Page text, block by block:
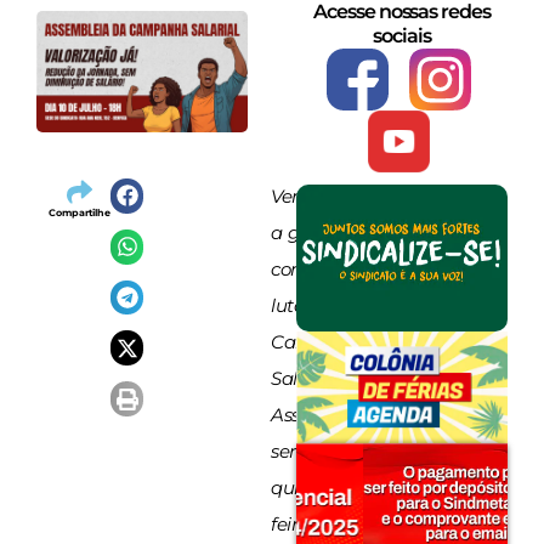
Vem com
a gente
construir a
luta da
Campanha
Salarial:
Assembleia
será nesta
quinta-
feira, dia
Compartilhe
Acesse nossas redes
sociais